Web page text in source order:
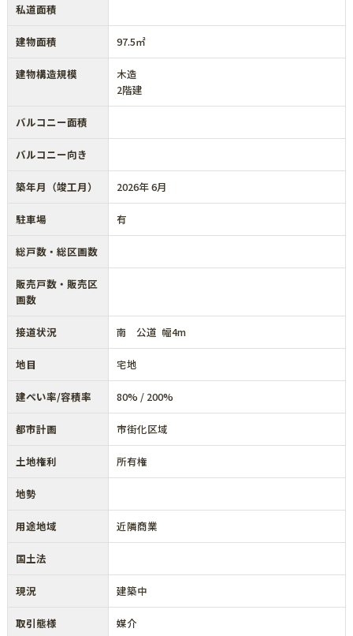
私道面積
建物面積 97.5㎡
建物構造規模
木造
2階建
バルコニー面積
バルコニー向き
築年月（竣工月） 2026年 6月
駐車場 有
総戸数・総区画数
販売戸数・販売区
画数
接道状況 南 公道 幅4m
地目 宅地
建ぺい率/容積率 80% / 200%
都市計画 市街化区域
土地権利 所有権
地勢
用途地域 近隣商業
国土法
現況 建築中
取引態様 媒介